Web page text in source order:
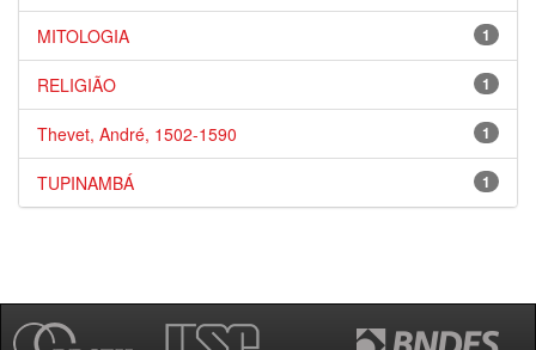
1
MITOLOGIA
1
RELIGIÃO
1
Thevet, André, 1502-1590
1
TUPINAMBÁ